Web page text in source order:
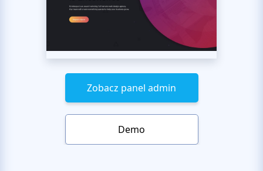
Zobacz panel admin
Demo